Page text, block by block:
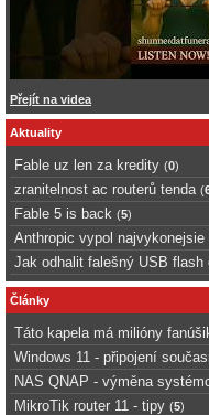
Přejít na videa
Aktuality
Fable uz len za kredity (0)
zranitelnost ac routerů tenda (
Fable 5 is back (5)
Anthropic vypol
Jak odhalit falešný USB flash
Články
Táto kapela má milióny
Windows 11 - připojení
NAS QNAP - výměna
MikroTik router 11 - tipy (5)